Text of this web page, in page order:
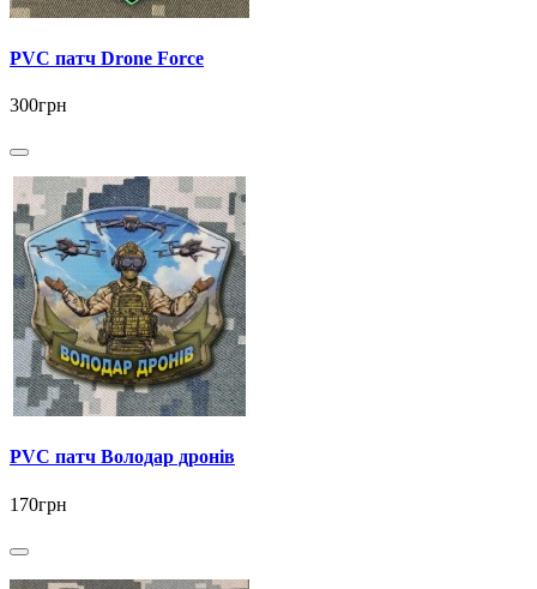
PVC патч Drone Force
300грн
PVC патч Володар дронів
170грн